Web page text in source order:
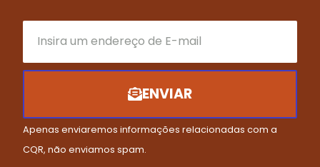
ENVIAR
Apenas enviaremos informações relacionadas com a
CQR, não enviamos spam.